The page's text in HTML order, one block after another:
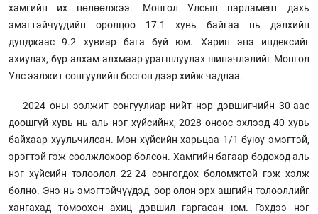
хамгийн их нөлөөлжээ. Монгол Улсын парламент дахь
эмэгтэйчүүдийн оролцоо 17.1 хувь байгаа нь дэлхийн
дунджаас 9.2 хувиар бага буй юм. Харин энэ индексийг
ахиулах, бүр алхам алхмаар урагшлуулах шинэчлэлийг Монгол
Улс ээлжит сонгуулийн босгон дээр хийж чадлаа.
2024 оны ээлжит сонгуулиар нийт нэр дэвшигчийн 30-аас
доошгүй хувь нь аль нэг хүйсийнх, 2028 оноос эхлээд 40 хувь
байхаар хуульчилсан. Мөн хүйсийн харьцаа 1/1 буюу эмэгтэй,
эрэгтэй гэж сөөлжлөхөөр болсон. Хамгийн багаар бодоход аль
нэг хүйсийн төлөөлөл 22-24 сонгогдох боломжтой гэж хэлж
болно. Энэ нь эмэгтэйчүүдэд, өөр олон эрх ашгийн төлөөллийг
хангахад томоохон ахиц дэвшил гаргасан юм. Гэхдээ нэг